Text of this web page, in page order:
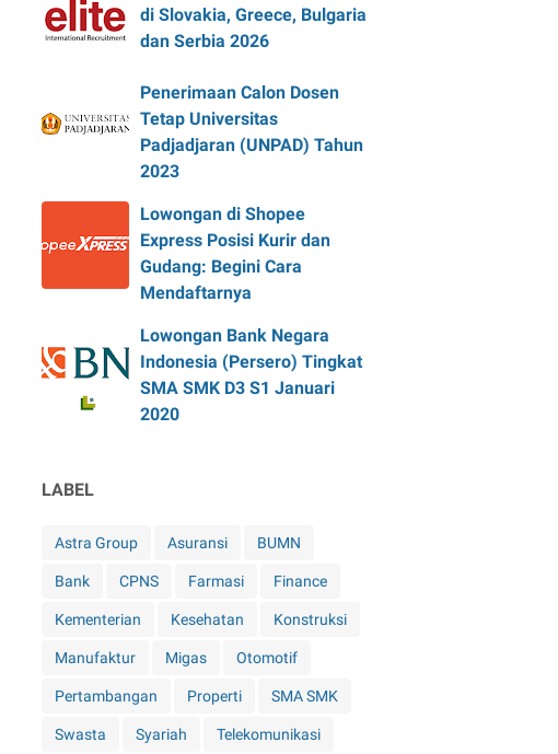
di Slovakia, Greece, Bulgaria
dan Serbia 2026
Penerimaan Calon Dosen
Tetap Universitas
Padjadjaran (UNPAD) Tahun
2023
Lowongan di Shopee
Express Posisi Kurir dan
Gudang: Begini Cara
Mendaftarnya
Lowongan Bank Negara
Indonesia (Persero) Tingkat
SMA SMK D3 S1 Januari
2020
LABEL
Astra Group Asuransi BUMN
Bank CPNS Farmasi Finance
Kementerian Kesehatan Konstruksi
Manufaktur Migas Otomotif
Pertambangan Properti SMA SMK
Swasta Syariah Telekomunikasi